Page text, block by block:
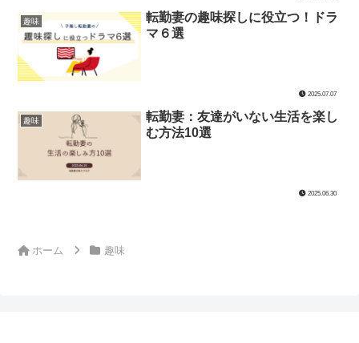
趣味
転勤妻の趣味探しに役立つ！ドラ
マ６選
2025.07.07
趣味
転勤妻：友達がいない生活を楽し
む方法10選
2025.06.30
ホーム 趣味